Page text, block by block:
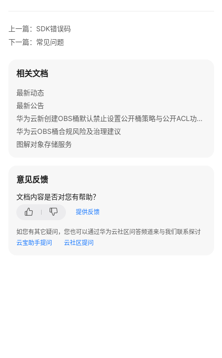
工
具
佳
实
践
API
SDK
参
SDK
概
catch
(ObsException
{
}
上一篇：SDK错误码
下一篇：常见问题
相关文档
最新动态
最新公告
华为云新创建OBS桶默认禁止设置公开桶策略与公开ACL功能通知
华为云OBS桶合规风险及治理建议
图解对象存储服务
意见反馈
文档内容是否对您有帮助？
提供反馈
如您有其它疑问，您也可以通过华为云社区问答频道来与我们联系探讨
云宝助手提问
云社区提问